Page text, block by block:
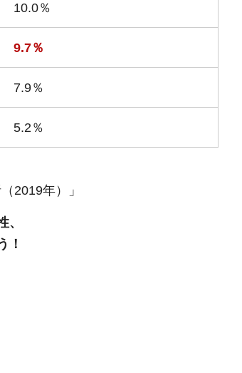
10.0％
9.7％
7.9％
5.2％
2019年）」
、
！